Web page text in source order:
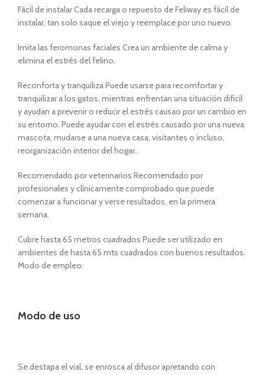
Fácil de instalar Cada recarga o repuesto de Feliway es fácil de
instalar, tan solo saque el viejo y reemplace por uno nuevo.
Imita las feromonas faciales Crea un ambiente de calma y
elimina el estrés del felino.
Reconforta y tranquiliza Puede usarse para recomfortar y
tranquilizar a los gatos, mientras enfrentan una situación difícil
y ayudan a prevenir o reducir el estrés causao por un cambio en
su entorno. Puede ayudar con el estrés causado por una nueva
mascota, mudarse a una nueva casa, visitantes o incluso,
reorganización interior del hogar..
Recomendado por veterinarios Recomendado por
profesionales y clínicamente comprobado que puede
comenzar a funcionar y verse resultados, en la primera
semana.
Cubre hasta 65 metros cuadrados Puede ser utilizado en
ambientes de hasta 65 mts cuadrados con buenos resultados.
Modo de empleo:
Modo de uso
Se destapa el vial, se enrosca al difusor apretando con